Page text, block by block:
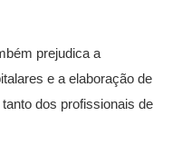
prejudica a
e a elaboração de
dos profissionais de